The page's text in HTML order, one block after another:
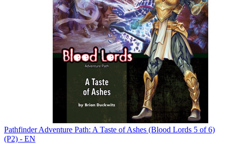
Pathfinder Adventure Path: A Taste of Ashes (Blood Lords 5 of 6)
(P2) - EN